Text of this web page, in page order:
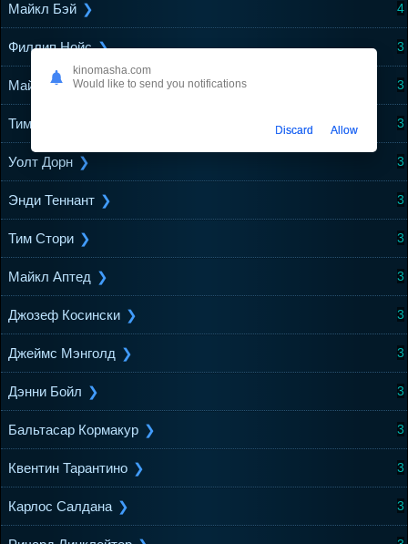
Майкл Бэй 4
Филлип Нойс 3
Майк Ньюэлл 3
Тим Бёртон 3
Уолт Дорн 3
Энди Теннант 3
Тим Стори 3
Майкл Аптед 3
Джозеф Косински 3
Джеймс Мэнголд 3
Дэнни Бойл 3
Бальтасар Кормакур 3
Квентин Тарантино 3
Карлос Салдана 3
kinomasha.com
Would like to send you notifications
Discard Allow